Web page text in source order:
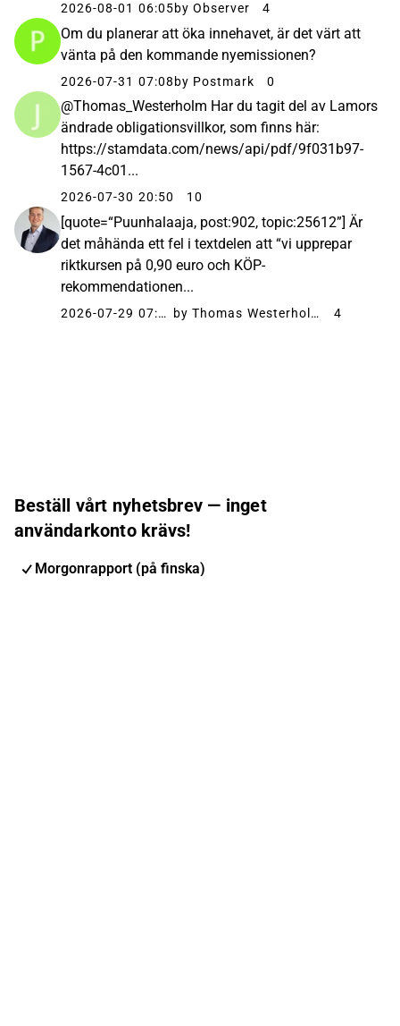
2026-08-01 06:05by Observer 4
Om du planerar att öka innehavet, är det värt att
vänta på den kommande nyemissionen?
2026-07-31 07:08 by Postmark 0
@Thomas_Westerholm Har du tagit del av Lamors
ändrade obligationsvillkor, som finns här:
https://stamdata.com/news/api/pdf/9f031b97-
1567-4c01...
2026-07-30 20:50 10
[quote=“Puunhalaaja, post:902, topic:25612”] Är
det måhända ett fel i textdelen att “vi upprepar
riktkursen på 0,90 euro och KÖP-
rekommendationen...
2026-07-29 07:36 by Thomas Westerholm 4
Beställ vårt nyhetsbrev — inget
användarkonto krävs!
Morgonrapport (på finska)